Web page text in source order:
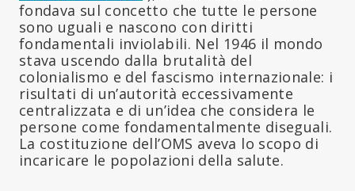
fondava sul concetto che tutte le persone
sono uguali e nascono con diritti
fondamentali inviolabili. Nel 1946 il mondo
stava uscendo dalla brutalità del
colonialismo e del fascismo internazionale: i
risultati di un’autorità eccessivamente
centralizzata e di un’idea che considera le
persone come fondamentalmente diseguali.
La costituzione dell’OMS aveva lo scopo di
incaricare le popolazioni della salute.